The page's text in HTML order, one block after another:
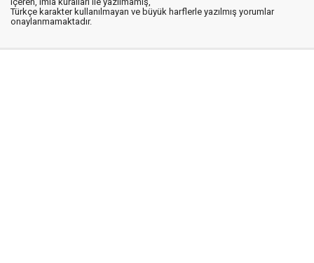
Türkçe karakter kullanılmayan ve büyük harflerle yazılmış yorumlar
onaylanmamaktadır.